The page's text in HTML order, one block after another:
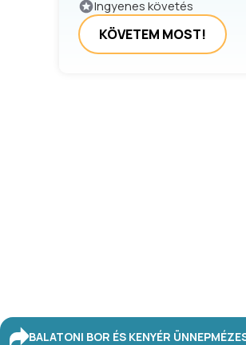
Ingyenes követés
KÖVETEM MOST!
BALATONI BOR ÉS KENYÉR ÜNNEP